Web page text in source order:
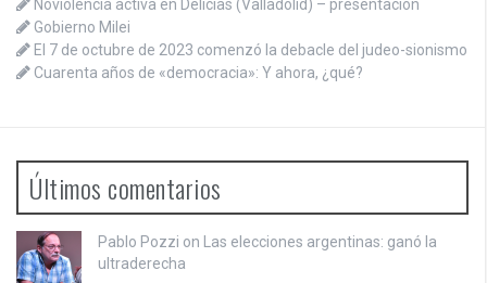
Noviolencia activa en Delicias (Valladolid) – presentación
Gobierno Milei
El 7 de octubre de 2023 comenzó la debacle del judeo-sionismo
Cuarenta años de «democracia»: Y ahora, ¿qué?
Últimos comentarios
Pablo Pozzi on
Las elecciones argentinas: ganó la
ultraderecha